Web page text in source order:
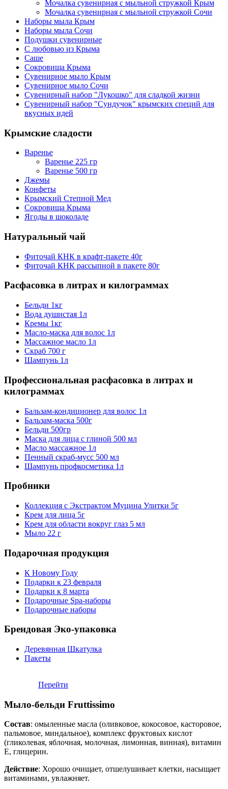
Мочалка сувенирная с мыльной стружкой Крым
Мочалка сувенирная с мыльной стружкой Сочи
Наборы мыла Крым
Наборы мыла Сочи
Подушки сувенирные
С любовью из Крыма
Саше
Сокровища Крыма
Сувенирное мыло Крым
Сувенирное мыло Сочи
Сувенирный набор "Лукошко" для сладкой жизни
Сувенирный набор "Сундучок" крымских специй для
вкусных идей
Крымские сладости
Варенье
Варенье 225 гр
Варенье 500 гр
Джемы
Конфеты
Крымский Степной Мед
Сокровища Крыма
Ягоды в шоколаде
Натуральный чай
Фиточай КНК в крафт-пакете 40г
Фиточай КНК рассыпной в пакете 80г
Расфасовка в литрах и килограммах
Бельди 1кг
Вода душистая 1л
Кремы 1кг
Масло-маска для волос 1л
Массажное масло 1л
Скраб 700 г
Шампунь 1л
Профессиональная расфасовка в литрах и
килограммах
Бальзам-кондиционер для волос 1л
Бальзам-маска 500г
Бельди 500гр
Маска для лица с глиной 500 мл
Масло массажное 1л
Пенный скраб-мусс 500 мл
Шампунь профкосметика 1л
Пробники
Коллекция с Экстрактом Муцина Улитки 5г
Крем для лица 5г
Крем для области вокруг глаз 5 мл
Мыло 22 г
Подарочная продукция
К Новому Году
Подарки к 23 февраля
Подарки к 8 марта
Подарочные Spa-наборы
Подарочные наборы
Брендовая Эко-упаковка
Деревянная Шкатулка
Пакеты
Перейти
Мыло-бельди Fruttissimo
Состав: омыленные масла (оливковое, кокосовое, касторовое,
пальмовое, миндальное), комплекс фруктовых кислот
(гликолевая, яблочная, молочная, лимонная, винная), витамин
Е, глицерин.
Действие: Хорошо очищает, отшелушивает клетки, насыщает
витаминами, увлажняет.